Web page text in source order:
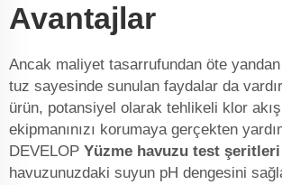
Avantajlar
Ancak maliyet tasarrufundan öte
tuz sayesinde sunulan faydalar da
ürün, potansiyel olarak tehlikeli klor
ekipmanınızı korumaya gerçekten
DEVELOP Yüzme havuzu test şeritleri
havuzunuzdaki suyun pH dengesini